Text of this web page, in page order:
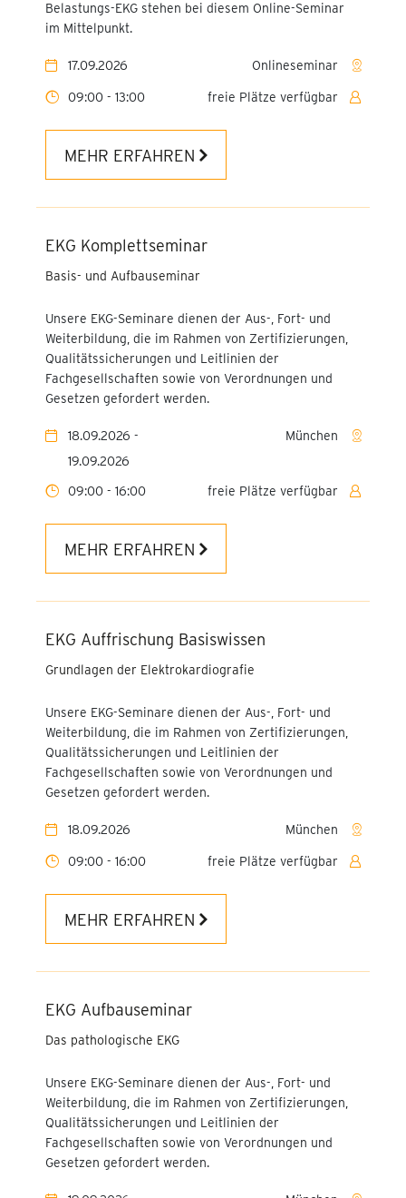
Pflegeprozess,
Pflegediagnostik &
Pflegeklassifikationssysteme
Validation und
Kommunikation mit
Fortbildungen für
Praxisanleitungen (8-24 UE)
Strukturmodell und SIS®
sicher in der Praxis
anwenden
Online Weiterbildung
Praxisanleitungen in OP und
Wund-Kompetenztag
Fachbereichsleitung
Wundversorgung
Filzkurs F!-mobil®
Qualitätsmanagement-
Beauftragter QMB-TÜV im
Gesundheits- und
365
aussagekräftig
dokumentieren
chronische Wunde
Generationen-Management
KI verstehen, sicher nutzen
Online Weiterbildung
Praxisanleitung für MT-
Berufe
Belastungs-EKG stehen bei diesem Online-Seminar
im Mittelpunkt.
17.09.2026 Onlineseminar
09:00 - 13:00 freie Plätze verfügbar
MEHR ERFAHREN
EKG Komplettseminar
Basis- und Aufbauseminar
Unsere EKG-Seminare dienen der Aus-, Fort- und
Weiterbildung, die im Rahmen von Zertifizierungen,
Qualitätssicherungen und Leitlinien der
Fachgesellschaften sowie von Verordnungen und
Gesetzen gefordert werden.
18.09.2026 -
19.09.2026
München
09:00 - 16:00 freie Plätze verfügbar
MEHR ERFAHREN
EKG Auffrischung Basiswissen
Grundlagen der Elektrokardiografie
Unsere EKG-Seminare dienen der Aus-, Fort- und
Weiterbildung, die im Rahmen von Zertifizierungen,
Qualitätssicherungen und Leitlinien der
Fachgesellschaften sowie von Verordnungen und
Gesetzen gefordert werden.
18.09.2026 München
09:00 - 16:00 freie Plätze verfügbar
MEHR ERFAHREN
EKG Aufbauseminar
Das pathologische EKG
Unsere EKG-Seminare dienen der Aus-, Fort- und
Weiterbildung, die im Rahmen von Zertifizierungen,
Qualitätssicherungen und Leitlinien der
Fachgesellschaften sowie von Verordnungen und
Gesetzen gefordert werden.